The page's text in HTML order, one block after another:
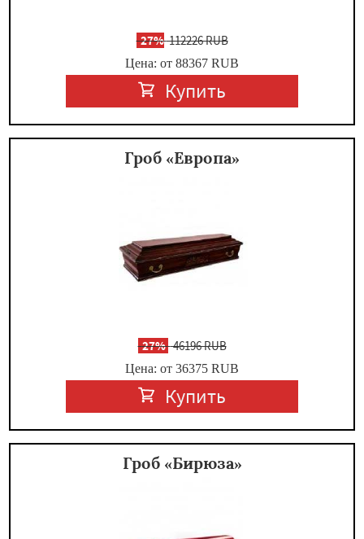
-27%112226 RUB
Цена: от 88367 RUB
Купить
Гроб «Европа»
-27%46196 RUB
Цена: от 36375 RUB
Купить
Гроб «Бирюза»